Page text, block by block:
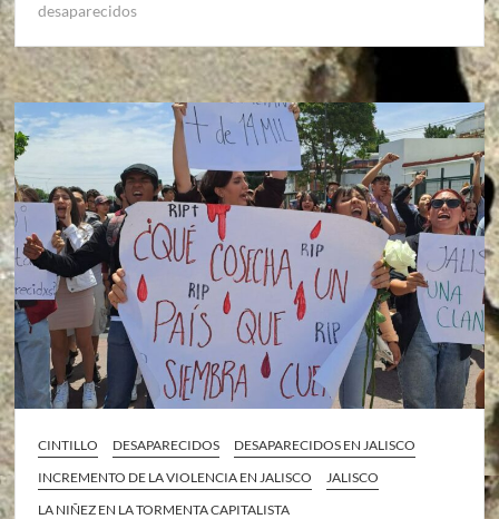
desaparecidos
CINTILLO DESAPARECIDOS
DESAPARECIDOS EN JALISCO
INCREMENTO DE LA VIOLENCIA EN JALISCO
JALISCO
LA NIÑEZ EN LA TORMENTA CAPITALISTA